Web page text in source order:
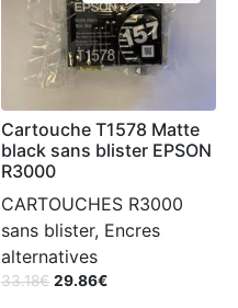
Cartouche T1578 Matte
black sans blister EPSON
R3000
CARTOUCHES R3000
sans blister, Encres
alternatives
33.18€ 29.86€